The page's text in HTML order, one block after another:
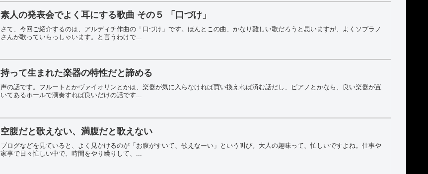
素人の発表会でよく耳にする歌曲 その５ 「口づけ」
さて、今回ご紹介するのは、アルディチ作曲の「口づけ」です。ほんとこの曲、かなり難しい歌だろうと思いますが、よくソプラノ
さんが歌っていらっしゃいます。と言うわけで...
持って生まれた楽器の特性だと諦める
声の話です。フルートとかヴァイオリンとかは、楽器が気に入らなければ買い換えれば済む話だし、ピアノとかなら、良い楽器が置
いてあるホールで演奏すれば良いだけの話です...
空腹だと歌えない、満腹だと歌えない
ブログなどを見ていると、よく見かけるのが「お腹がすいて、歌えなーい」という叫び。大人の趣味って、忙しいですよね。仕事や
家事で日々忙しい中で、時間をやり繰りして、...